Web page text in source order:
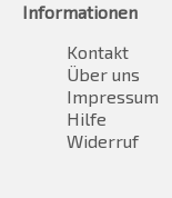
Informationen
Kontakt
Über uns
Impressum
Hilfe
Widerruf